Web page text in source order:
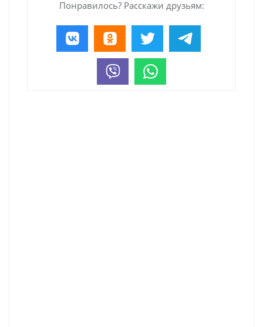
Понравилось? Расскажи друзьям: